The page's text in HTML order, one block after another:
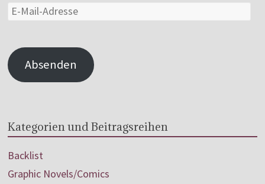
Absenden
Kategorien und Beitragsreihen
Backlist
Graphic Novels/Comics